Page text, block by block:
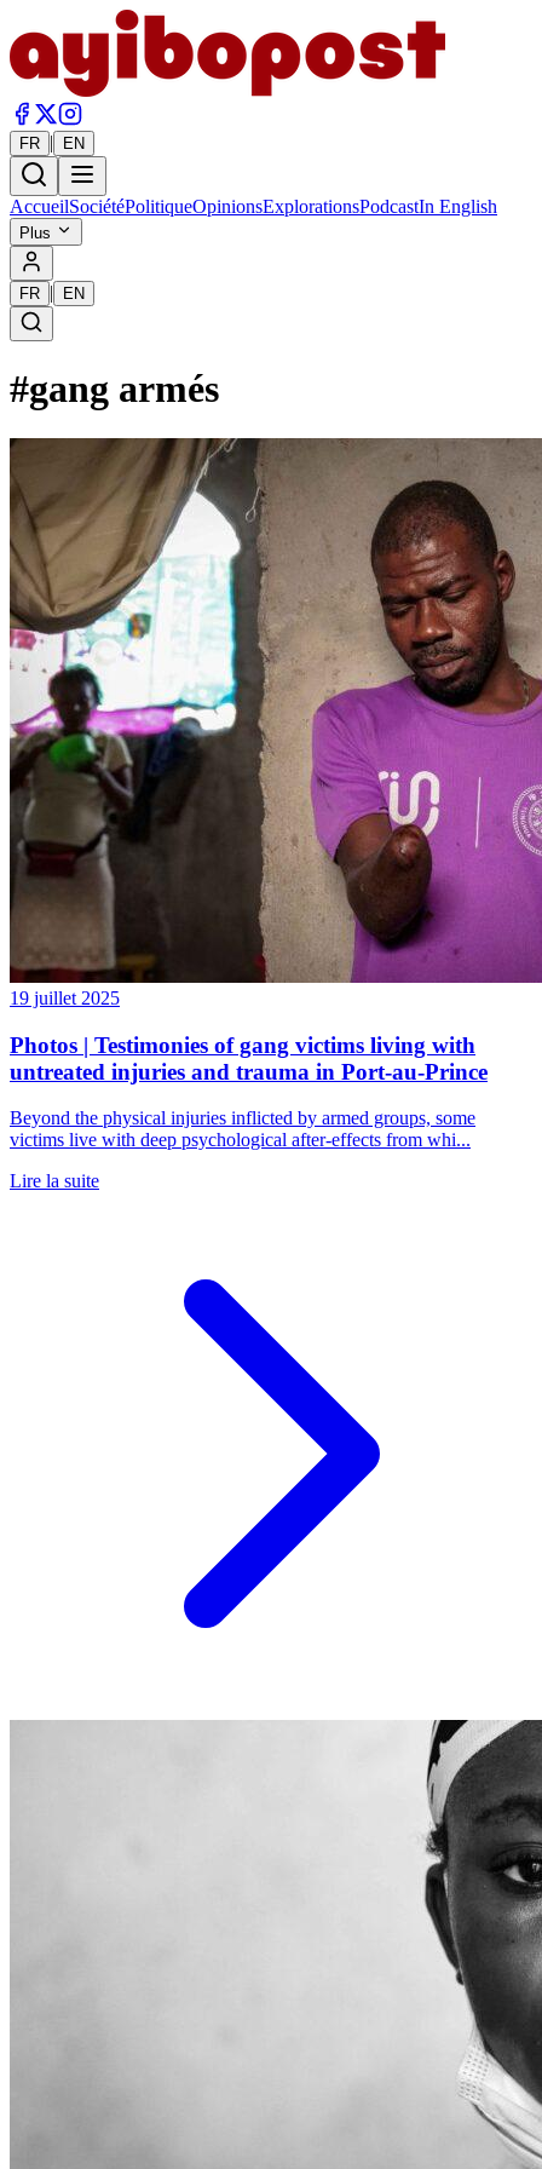
FR | EN
AccueilSociétéPolitiqueOpinionsExplorationsPodcastIn English
Plus
FR | EN
#gang armés
19 juillet 2025
Photos | Testimonies of gang victims living with
untreated injuries and trauma in Port-au-Prince
Beyond the physical injuries inflicted by armed groups, some
victims live with deep psychological after-effects from whi...
Lire la suite